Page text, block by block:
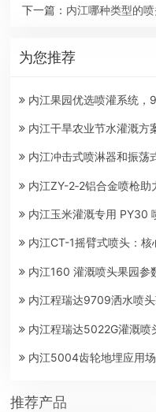
下一篇： 内江哪种类型的
为您推荐
内江果园优选喷灌系统，
内江干旱农业节水灌溉方
内江冲击式喷淋器和振荡
内江ZY-2‑2铝合金喷枪
内江玉米灌溉专用 PY30
内江CT-1摇臂式喷头：
内江160 灌溉喷头果园参
内江程瑞达9709洒水喷头
内江程瑞达5022G灌溉喷
内江​5004齿轮地埋应用
推荐产品